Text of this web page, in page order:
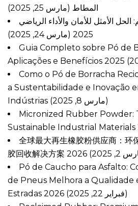
المطاط (مارس 25, 2025)
الأمثل للأمان والأداء الرياضي
2025 (مارس 24, 2025)
Guia Completo sobre Pó de
Aplicações e Benefícios 2025
Como o Pó de Borracha
a Sustentabilidade e Inovação
Indústrias
(مارس 8, 2025)
Micronized Rubber Powder:
Sustainable Industrial Materials
全球最大再生橡胶粉供应商：环
胶回收解决方案 2026
Pó de Caucho para Asfalto:
de Pneus Melhora a Qualidade
Estradas 2026
(فبراير 22, 2025)